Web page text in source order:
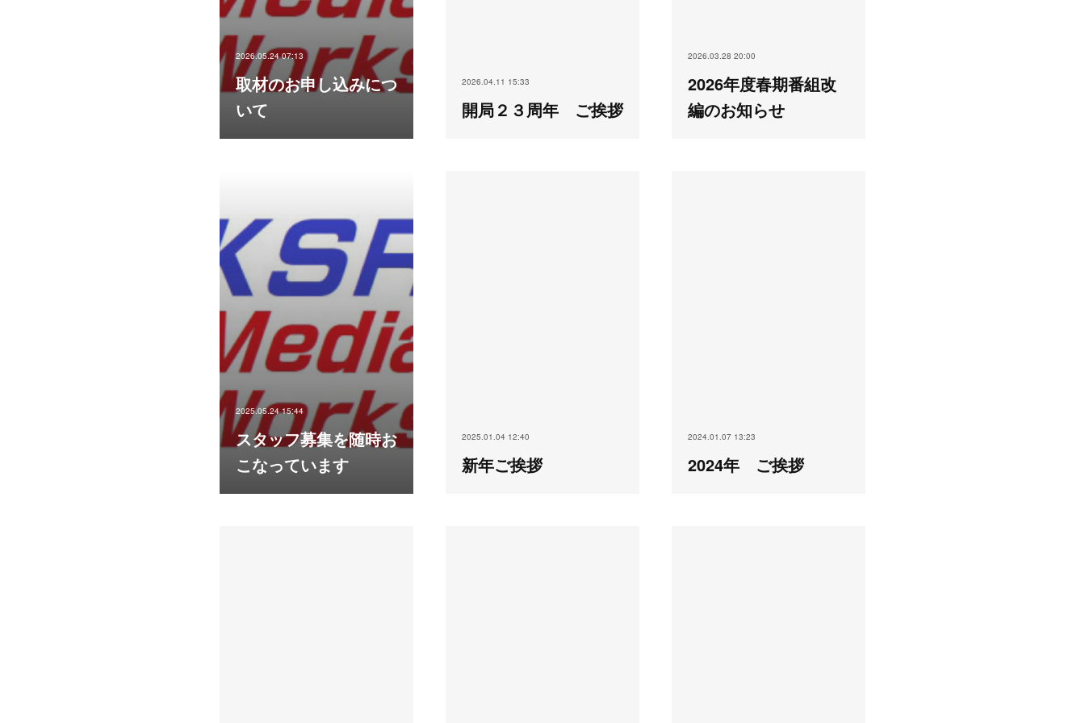
2026.05.24 07:13
取材のお申し込みにつ
いて
2026.04.11 15:33
開局２３周年 ご挨拶
2026.03.28 20:00
2026年度春期番組改
編のお知らせ
2025.05.24 15:44
スタッフ募集を随時お
こなっています
2025.01.04 12:40
新年ご挨拶
2024.01.07 13:23
2024年 ご挨拶